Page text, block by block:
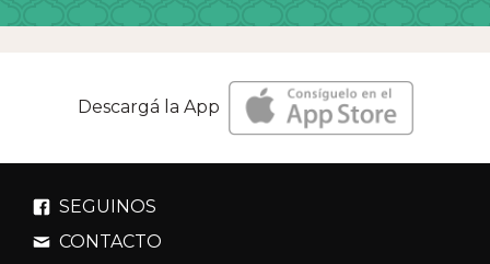
Descargá la App
SEGUINOS
CONTACTO